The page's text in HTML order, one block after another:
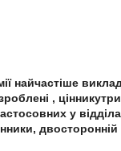
найчастіше
,
у